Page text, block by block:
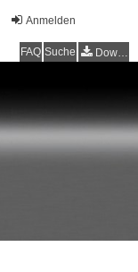
Anmelden
FAQ Suche Downloads